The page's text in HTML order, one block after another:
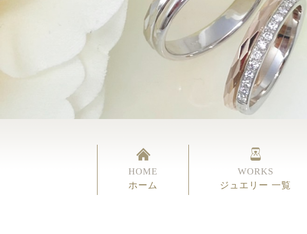
HOME
ホーム
WORKS
ジュエリー 一覧